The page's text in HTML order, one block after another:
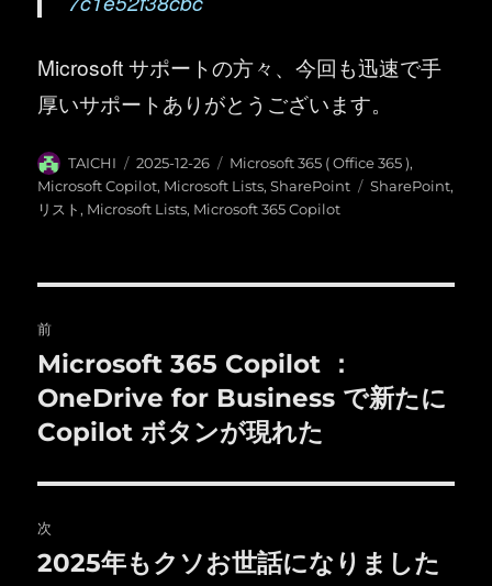
Microsoft サポートの方々、今回も迅速で手
厚いサポートありがとうございます。
投
稿
者
TAICHI
投
稿
日:
2025-12-26
カ
テ
ゴ
Microsoft 365 ( Office 365 ),
Microsoft Copilot, Microsoft Lists,SharePoint
タ
SharePoint,
リスト , Microsoft Lists, Microsoft 365 Copilot
稿
ナ
ビ
ゲ
ー
前
前
の
投
Microsoft 365 Copilot ：
OneDrive for Business で新たに
Copilot ボタンが現れた
次
次
2025年もクソお世話になりました